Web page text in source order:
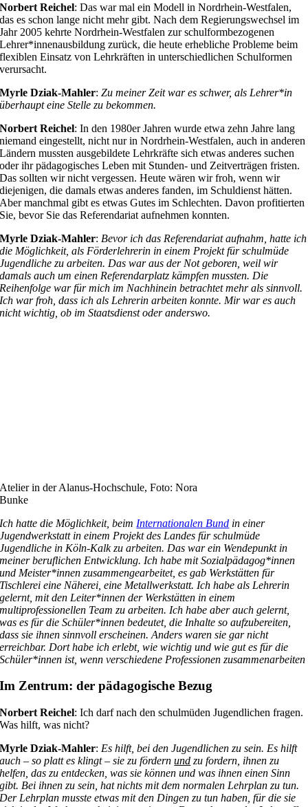
Norbert Reichel: Das war mal ein Modell in Nordrhein-Westfalen,
das es schon lange nicht mehr gibt. Nach dem Regierungswechsel im
Jahr 2005 kehrte Nordrhein-Westfalen zur schulformbezogenen
Lehrer*innenausbildung zurück, die heute erhebliche Probleme beim
flexiblen Einsatz von Lehrkräften in unterschiedlichen Schulformen
verursacht.
Myrle Dziak-Mahler:Zu meiner Zeit war es schwer, als Lehrer*in
überhaupt eine Stelle zu bekommen.
Norbert Reichel: In den 1980er Jahren wurde etwa zehn Jahre lang
niemand eingestellt, nicht nur in Nordrhein-Westfalen, auch in anderen
Ländern mussten ausgebildete Lehrkräfte sich etwas anderes suchen
oder ihr pädagogisches Leben mit Stunden- und Zeitverträgen fristen.
Das sollten wir nicht vergessen. Heute wären wir froh, wenn wir
diejenigen, die damals etwas anderes fanden, im Schuldienst hätten.
Aber manchmal gibt es etwas Gutes im Schlechten. Davon profitierten
Sie, bevor Sie das Referendariat aufnehmen konnten.
Myrle Dziak-Mahler: Bevor ich das Referendariat aufnahm, hatte ich
die Möglichkeit, als Förderlehrerin in einem Projekt für schulmüde
Jugendliche zu arbeiten. Das war aus der Not geboren, weil wir
damals auch um einen Referendarplatz kämpfen mussten. Die
Reihenfolge war für mich im Nachhinein betrachtet mehr als sinnvoll.
Ich war froh, dass ich als Lehrerin arbeiten konnte. Mir war es auch
nicht wichtig, ob im Staatsdienst oder anderswo.
Atelier in der Alanus-Hochschule, Foto: Nora
Bunke
Ich hatte die Möglichkeit, beim Internationalen Bund in einer
Jugendwerkstatt in einem Projekt des Landes für schulmüde
Jugendliche in Köln-Kalk zu arbeiten. Das war ein Wendepunkt in
meiner beruflichen Entwicklung. Ich habe mit Sozialpädagog*innen
und Meister*innen zusammengearbeitet, es gab Werkstätten für
Tischlerei eine Näherei, eine Metallwerkstatt. Ich habe als Lehrerin
gelernt, mit den Leiter*innen der Werkstätten in einem
multiprofessionellen Team zu arbeiten. Ich habe aber auch gelernt,
was es für die Schüler*innen bedeutet, die Inhalte so aufzubereiten,
dass sie ihnen sinnvoll erscheinen. Anders waren sie gar nicht
erreichbar. Dort habe ich erlebt, wie wichtig und wie gut es für die
Schüler*innen ist, wenn verschiedene Professionen zusammenarbeiten
Im Zentrum: der pädagogische Bezug
Norbert Reichel: Ich darf nach den schulmüden Jugendlichen fragen.
Was hilft, was nicht?
Myrle Dziak-Mahler: Es hilft, bei den Jugendlichen zu sein. Es hilft
auch – so platt es klingt – sie zu fördernund zu fordern, ihnen zu
helfen, das zu entdecken, was sie können und was ihnen einen Sinn
gibt. Bei ihnen zu sein, hat nichts mit dem normalen Lehrplan zu tun.
Der Lehrplan musste etwas mit den Dingen zu tun haben, für die sie